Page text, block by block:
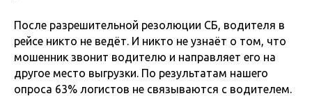
После разрешительной резолюции СБ, водителя в
рейсе никто не ведёт. И никто не узнаёт о том, что
мошенник звонит водителю и направляет его на
другое место выгрузки. По результатам нашего
опроса 63% логистов не связываются с водителем.